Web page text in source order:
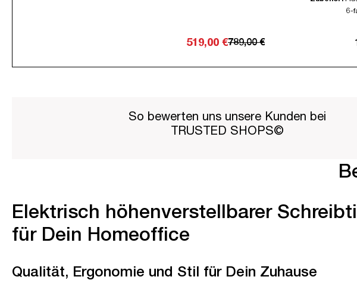
519,00 €789,00 €
6-
So bewerten uns unsere Kunden bei
TRUSTED SHOPS©
Elektrisch höhenverstellbarer
für Dein Homeoffice
Qualität, Ergonomie und Stil für Dein Zuhause